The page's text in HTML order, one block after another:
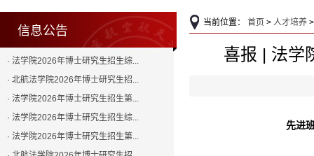
信息公告
· 法学院2026年博士研究生招生综...
· 北航法学院2026年博士研究生招...
· 法学院2026年博士研究生招生第...
· 法学院2026年博士研究生招生综...
· 法学院2026年博士研究生招生第...
当前位置： 首页 > 人才培养
喜报 | 法学
先进